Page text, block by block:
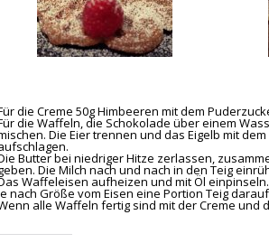
die Creme 50g Himbeeren mit dem
die Waffeln, die Schokolade über einem
Die Eier trennen und das Eigelb mit
Butter bei niedriger Hitze zerlassen,
Die Milch nach und nach in den Teig
Waffeleisen aufheizen und mit Öl einpinseln.
nach Größe vom Eisen eine Portion Teig
alle Waffeln fertig sind mit der Creme und